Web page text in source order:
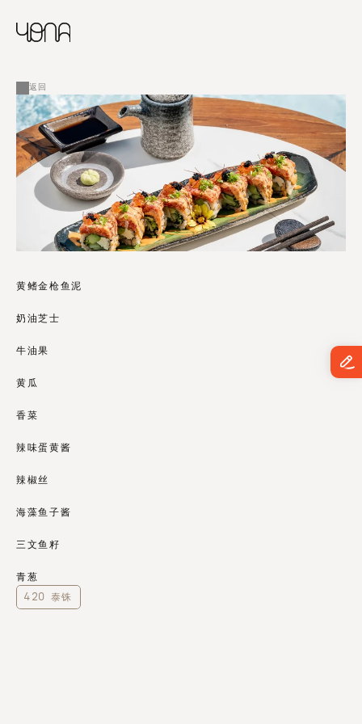
ARABIC
返回
黄鳍金枪鱼泥
奶油芝士
牛油果
黄瓜
香菜
辣味蛋黄酱
辣椒丝
海藻鱼子酱
三文鱼籽
青葱
420 泰铢